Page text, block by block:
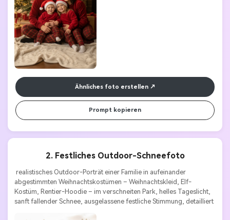
Ähnliches foto erstellen
Prompt kopieren
2. Festliches Outdoor-Schneefoto
realistisches Outdoor-Porträt einer Familie in aufeinander
abgestimmten Weihnachtskostümen – Weihnachtskleid, Elf-
Kostüm, Rentier-Hoodie – im verschneiten Park, helles Tageslicht,
sanft fallender Schnee, ausgelassene festliche Stimmung, detailliert